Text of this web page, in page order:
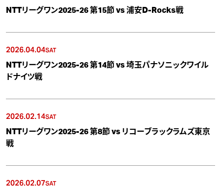
NTTリーグワン2025-26 第15節 vs 浦安D-Rocks戦
2026.04.04SAT
NTTリーグワン2025-26 第14節 vs 埼玉パナソニックワイル
ドナイツ戦
2026.02.14SAT
NTTリーグワン2025-26 第8節 vs リコーブラックラムズ東京
戦
2026.02.07SAT